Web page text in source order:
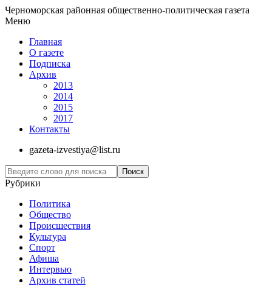
Черноморская районная общественно-политическая газета
Меню
Главная
О газете
Подписка
Архив
2013
2014
2015
2017
Контакты
gazeta-izvestiya@list.ru
Рубрики
Политика
Общество
Проиcшествия
Культура
Спорт
Афиша
Интервью
Архив статей